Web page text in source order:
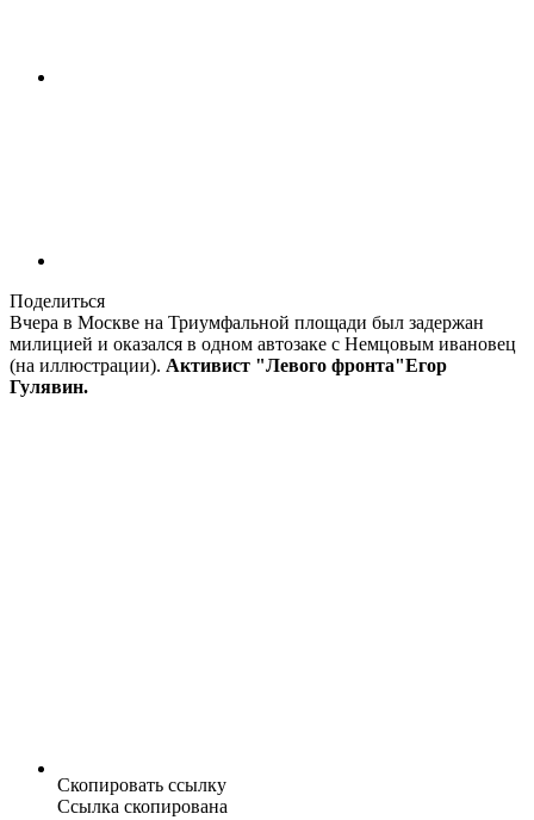
Поделиться
Вчера в Москве на Триумфальной площади был задержан
милицией и оказался в одном автозаке с Немцовым ивановец
(на иллюстрации). Активист "Левого фронта"Егор
Гулявин.
Скопировать ссылку
Ссылка скопирована